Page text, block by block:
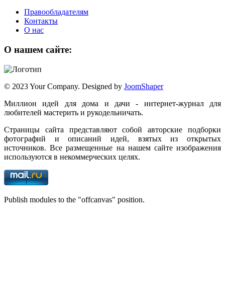
Правообладателям
Контакты
О нас
О нашем сайте:
© 2023 Your Company. Designed by JoomShaper
Миллион идей для дома и дачи - интернет-журнал для
любителей мастерить и рукодельничать.
Страницы сайта представляют собой авторские подборки
фотографий и описаний идей, взятых из открытых
источников. Все размещенные на нашем сайте изображения
используются в некоммерческих целях.
Publish modules to the "offcanvas" position.